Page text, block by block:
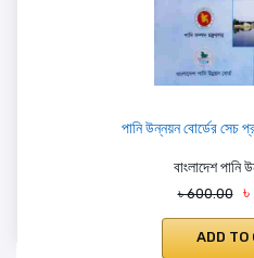
পানি উন্নয়ন বোর্ডের সেচ
বাংলাদেশ পানি
৳ 600.00
ADD TO